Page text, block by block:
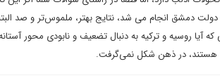
دولت دمشق انجام می شد، نتایج بهتر، ملموس‌تر و صد
روسیه و ترکیه به دنبال تضعیف و نابودی محور
هستند، در ذهن شکل نمی‌گرفت.